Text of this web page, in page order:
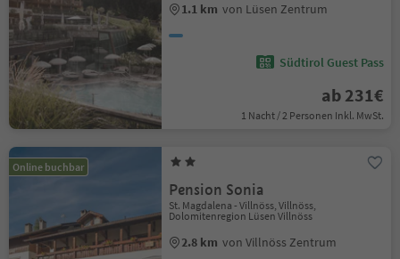
1.1 km von Lüsen Zentrum
Südtirol Guest Pass
ab 231€
1 Nacht / 2 Personen Inkl. MwSt.
Online buchbar
Pension Sonia
St. Magdalena - Villnöss, Villnöss,
Dolomitenregion Lüsen Villnöss
2.8 km von Villnöss Zentrum